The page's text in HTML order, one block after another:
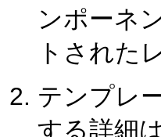
ンポーネ
トされた
テンプレ
する詳細は